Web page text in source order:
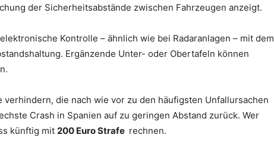
der Sicherheitsabstände zwischen Fahrzeugen anzeigt.
Kontrolle – ähnlich wie bei Radaranlagen – mit dem
Ergänzende Unter- oder Obertafeln können
verhindern, die nach wie vor zu den häufigsten Unfallursachen
Crash in Spanien auf zu geringen Abstand zurück. Wer
künftig mit 200 Euro Strafe rechnen.